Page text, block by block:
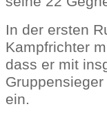
In der ersten
Kampfrichter
dass er mit
ein.